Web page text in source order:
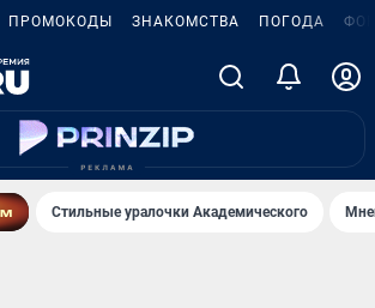
ПРОМОКОДЫ ЗНАКОМСТВА ПОГОДА
Стильные уралочки Академического